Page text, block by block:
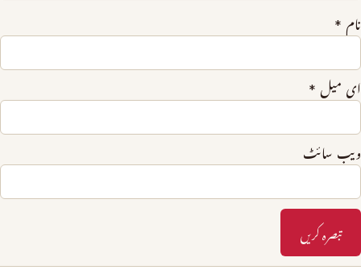
نام *
ای میل *
ویب‌ سائٹ